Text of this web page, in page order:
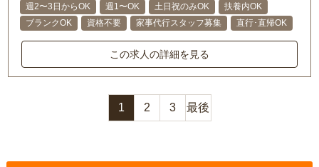
週2〜3日からOK 週1〜OK 土日祝のみOK
扶養内OK
ブランクOK
資格不要 家事代行スタッフ募集 直行･直帰OK
この求人の詳細を見る
1 2 3 最後